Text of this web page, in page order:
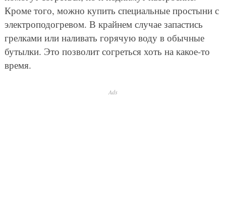
Кроме того, можно купить специальные простыни с
электроподогревом. В крайнем случае запастись
грелками или наливать горячую воду в обычные
бутылки. Это позволит согреться хоть на какое-то
время.
Ads